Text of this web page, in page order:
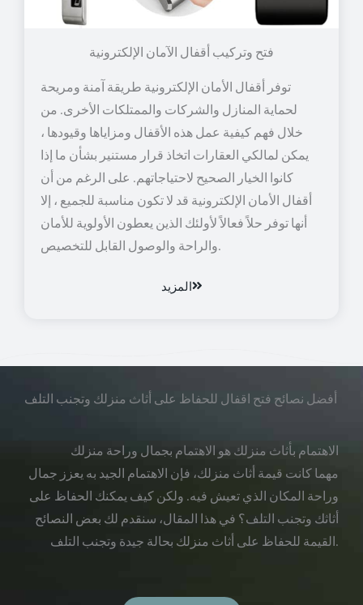
توفر أقفال الأمان الإلكترونية طريقة آمنة ومريحة
لحماية المنازل والشركات والممتلكات الأخرى. من
خلال فهم كيفية عمل هذه الأقفال ومزاياها وقيودها ،
يمكن لمالكي العقارات اتخاذ قرار مستنير بشأن ما إذا
كانوا الخيار الصحيح لاحتياجاتهم. على الرغم من أن
أقفال الأمان الإلكترونية قد لا تكون مناسبة للجميع ، إلا
أنها توفر حلاً فعالاً لأولئك الذين يعطون الأولوية للأمان
والراحة والوصول القابل للتخصيص.
المزيد
أفضل نصائح فتح اقفال للحفاظ على أثاث منزلك وتجنب التلف
الاهتمام بأثاث منزلك هو الاهتمام بجمال وراحة منزلك
مهما كانت قيمة أثاث منزلك، فإن الاهتمام الجيد به يعزز جمال
وراحة المكان الذي تعيش فيه. ولكن كيف يمكنك الحفاظ على
أثاثك وتجنب التلف؟ في هذا المقال، سنقدم لك بعض النصائح
القيمة للحفاظ على أثاث منزلك بحالة جيدة وتجنب التلف.